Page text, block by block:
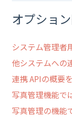
オプショ
システム管理者
他システムへの
連携 APIの概要
写真管理機能で
写真管理の機能